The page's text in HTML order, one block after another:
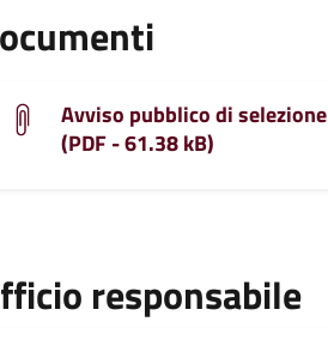
Avviso pubblico di selezione
(PDF - 61.38 kB)
responsabile